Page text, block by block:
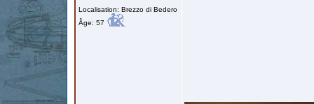
Localisation: Brezzo di Bedero
Âge: 57